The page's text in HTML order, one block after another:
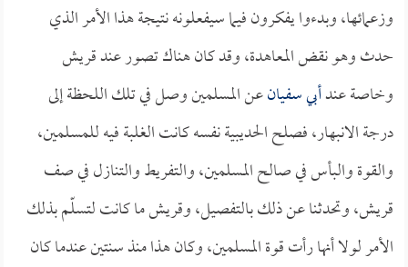
وزعمائها، وبدءوا يفكرون فيما سيفعلونه نتيجة هذا الأمر الذي
حدث وهو نقض المعاهدة، وقد كان هناك تصور عند قريش
وخاصة عندأبي سفيانعن المسلمين وصل في تلك اللحظة إلى
درجة الانبهار، فصلح الحديبية نفسه كانت الغلبة فيه للمسلمين،
والقوة والبأس في صالح المسلمين، والتفريط والتنازل في صف
قريش، وتحدثنا عن ذلك بالتفصيل، وقريش ما كانت لتسلّم بذلك
الأمر لولا أنها رأت قوة المسلمين، وكان هذا منذ سنتين عندما كان